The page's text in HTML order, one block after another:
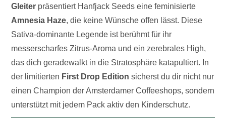
Gleiter präsentiert Hanfjack Seeds eine feminisierte
Amnesia Haze, die keine Wünsche offen lässt. Diese
Sativa-dominante Legende ist berühmt für ihr
messerscharfes Zitrus-Aroma und ein zerebrales High,
das dich geradewalkt in die Stratosphäre katapultiert. In
der limitierten First Drop Edition sicherst du dir nicht nur
einen Champion der Amsterdamer Coffeeshops, sondern
unterstützt mit jedem Pack aktiv den Kinderschutz.